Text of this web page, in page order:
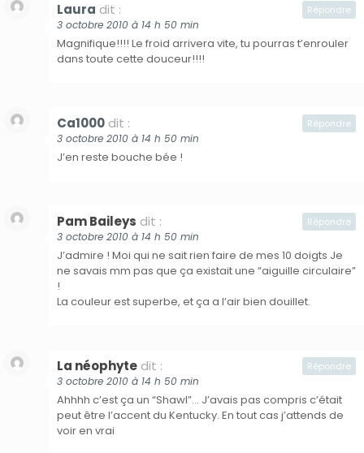
Laura dit :
3 octobre 2010 à 14 h 50 min
Magnifique!!!! Le froid arrivera vite, tu pourras t’enrouler
dans toute cette douceur!!!!
Répondre
Ca1000 dit :
3 octobre 2010 à 14 h 50 min
J’en reste bouche bée !
Répondre
Pam Baileys dit :
3 octobre 2010 à 14 h 50 min
J’admire ! Moi qui ne sait rien faire de mes 10 doigts Je
ne savais mm pas que ça existait une “aiguille circulaire”
!
La couleur est superbe, et ça a l’air bien douillet.
Répondre
La néophyte dit :
3 octobre 2010 à 14 h 50 min
Ahhhh c’est ça un “Shawl”… J’avais pas compris c’était
peut être l’accent du Kentucky. En tout cas j’attends de
voir en vrai
Répondre